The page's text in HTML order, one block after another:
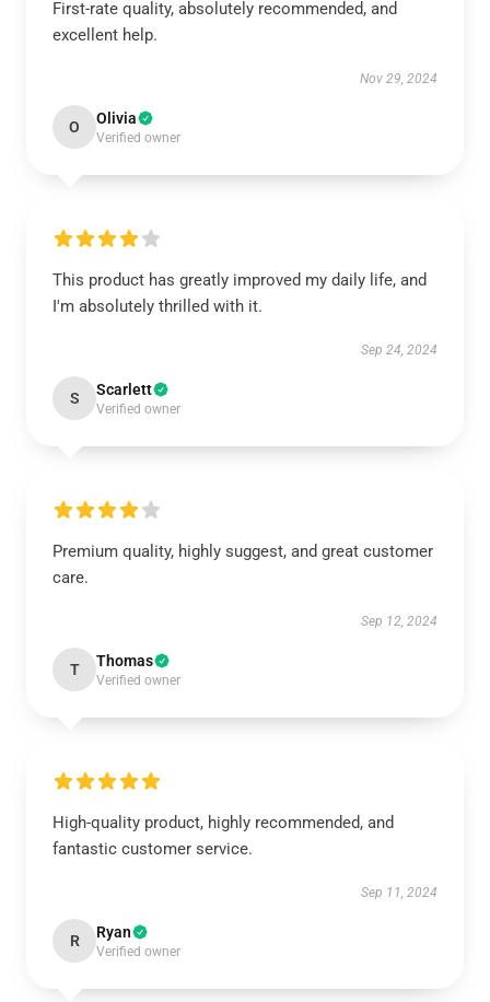
First-rate quality, absolutely recommended, and
excellent help.
Nov 29, 2024
O Olivia
Verified owner
This product has greatly improved my daily life, and
I'm absolutely thrilled with it.
Sep 24, 2024
S Scarlett
Verified owner
Premium quality, highly suggest, and great customer
care.
Sep 12, 2024
T Thomas
Verified owner
High-quality product, highly recommended, and
fantastic customer service.
Sep 11, 2024
R Ryan
Verified owner